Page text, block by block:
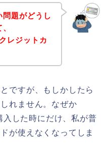
問題がどうし
レジットカ
ですが、もしかしたら
れません。なぜか
した時にだけ、私が普
が使えなくなってしま